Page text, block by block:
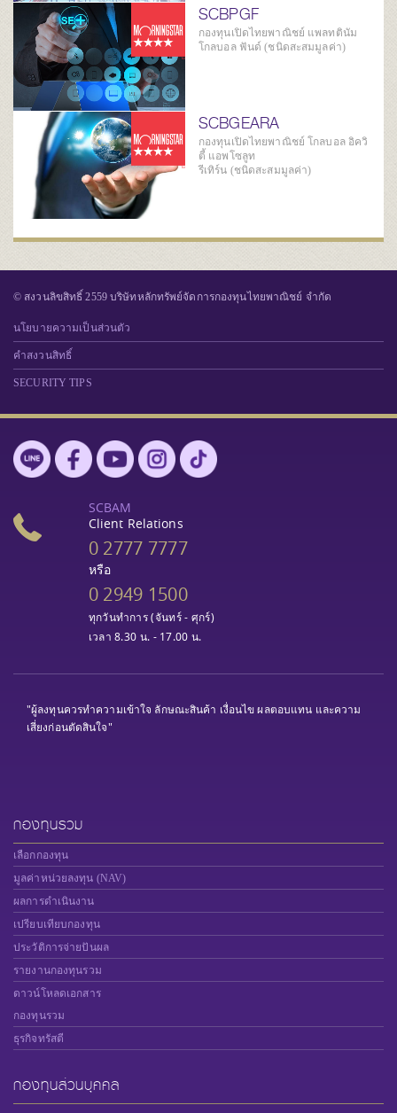
SCBPGF
กองทุนเปิดไทยพาณิชย์ แพลทตินัม
โกลบอล ฟันด์ (ชนิดสะสมมูลค่า)
SCBGEARA
กองทุนเปิดไทยพาณิชย์ โกลบอล อิควิ
ตี้ แอพโซลูท
รีเทิร์น (ชนิดสะสมมูลค่า)
© สงวนลิขสิทธิ์ 2559 บริษัทหลักทรัพย์จัดการกองทุนไทยพาณิชย์ จำกัด
นโยบายความเป็นส่วนตัว
คำสงวนสิทธิ์
SECURITY TIPS
SCBAM
Client Relations
0 2777 7777
หรือ
0 2949 1500
ทุกวันทำการ (จันทร์ - ศุกร์)
เวลา 8.30 น. - 17.00 น.
"ผู้ลงทุนควรทำความเข้าใจ ลักษณะสินค้า เงื่อนไข ผลตอบแทน และความ
เสี่ยงก่อนตัดสินใจ"
กองทุนรวม
เลือกกองทุน
มูลค่าหน่วยลงทุน (NAV)
ผลการดำเนินงาน
เปรียบเทียบกองทุน
ประวัติการจ่ายปันผล
รายงานกองทุนรวม
ดาวน์โหลดเอกสาร
กองทุนรวม
ธุรกิจทรัสตี
กองทุนส่วนบุคคล